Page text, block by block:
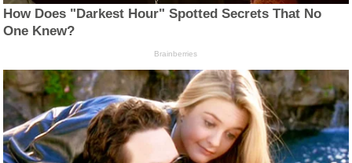
How Does "Darkest Hour" Spotted Secrets That No
One Knew?
Brainberries